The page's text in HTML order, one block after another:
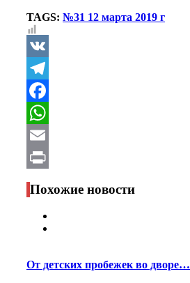
TAGS: №31 12 марта 2019 г
VK
Telegram
Facebook
WhatsApp
Email
Print
Похожие новости
От детских пробежек во дворе…